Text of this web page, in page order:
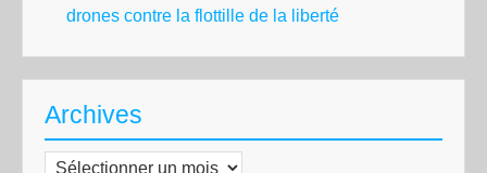
drones contre la flottille de la liberté
Archives
Archives